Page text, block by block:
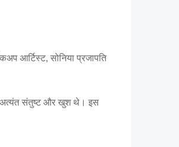
आर्टिस्ट, सोनिया प्रजापति
अत्यंत संतुष्ट और खुश थे। इस